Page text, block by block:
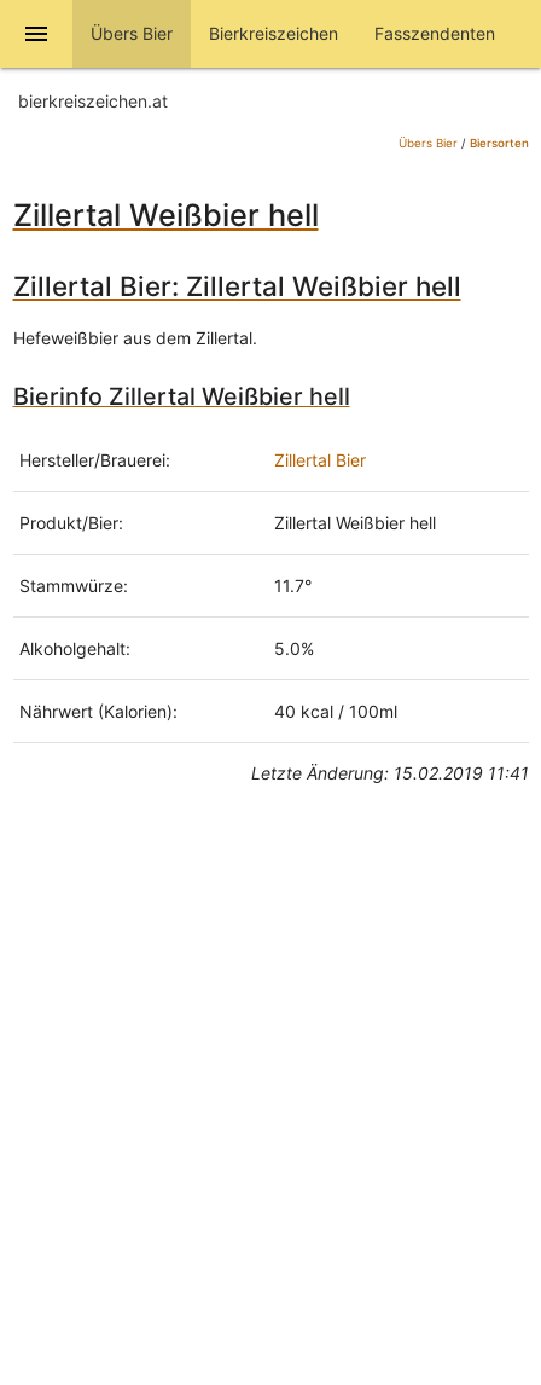
menu Übers Bier Bierkreiszeichen Fasszendenten
bierkreiszeichen.at
Übers Bier/ Biersorten
Zillertal Weißbier hell
Zillertal Bier: Zillertal Weißbier hell
Hefeweißbier aus dem Zillertal.
Bierinfo Zillertal Weißbier hell
Hersteller/Brauerei: Zillertal Bier
Produkt/Bier: Zillertal Weißbier hell
Stammwürze: 11.7°
Alkoholgehalt: 5.0%
Nährwert (Kalorien): 40 kcal / 100ml
Letzte Änderung: 15.02.2019 11:41